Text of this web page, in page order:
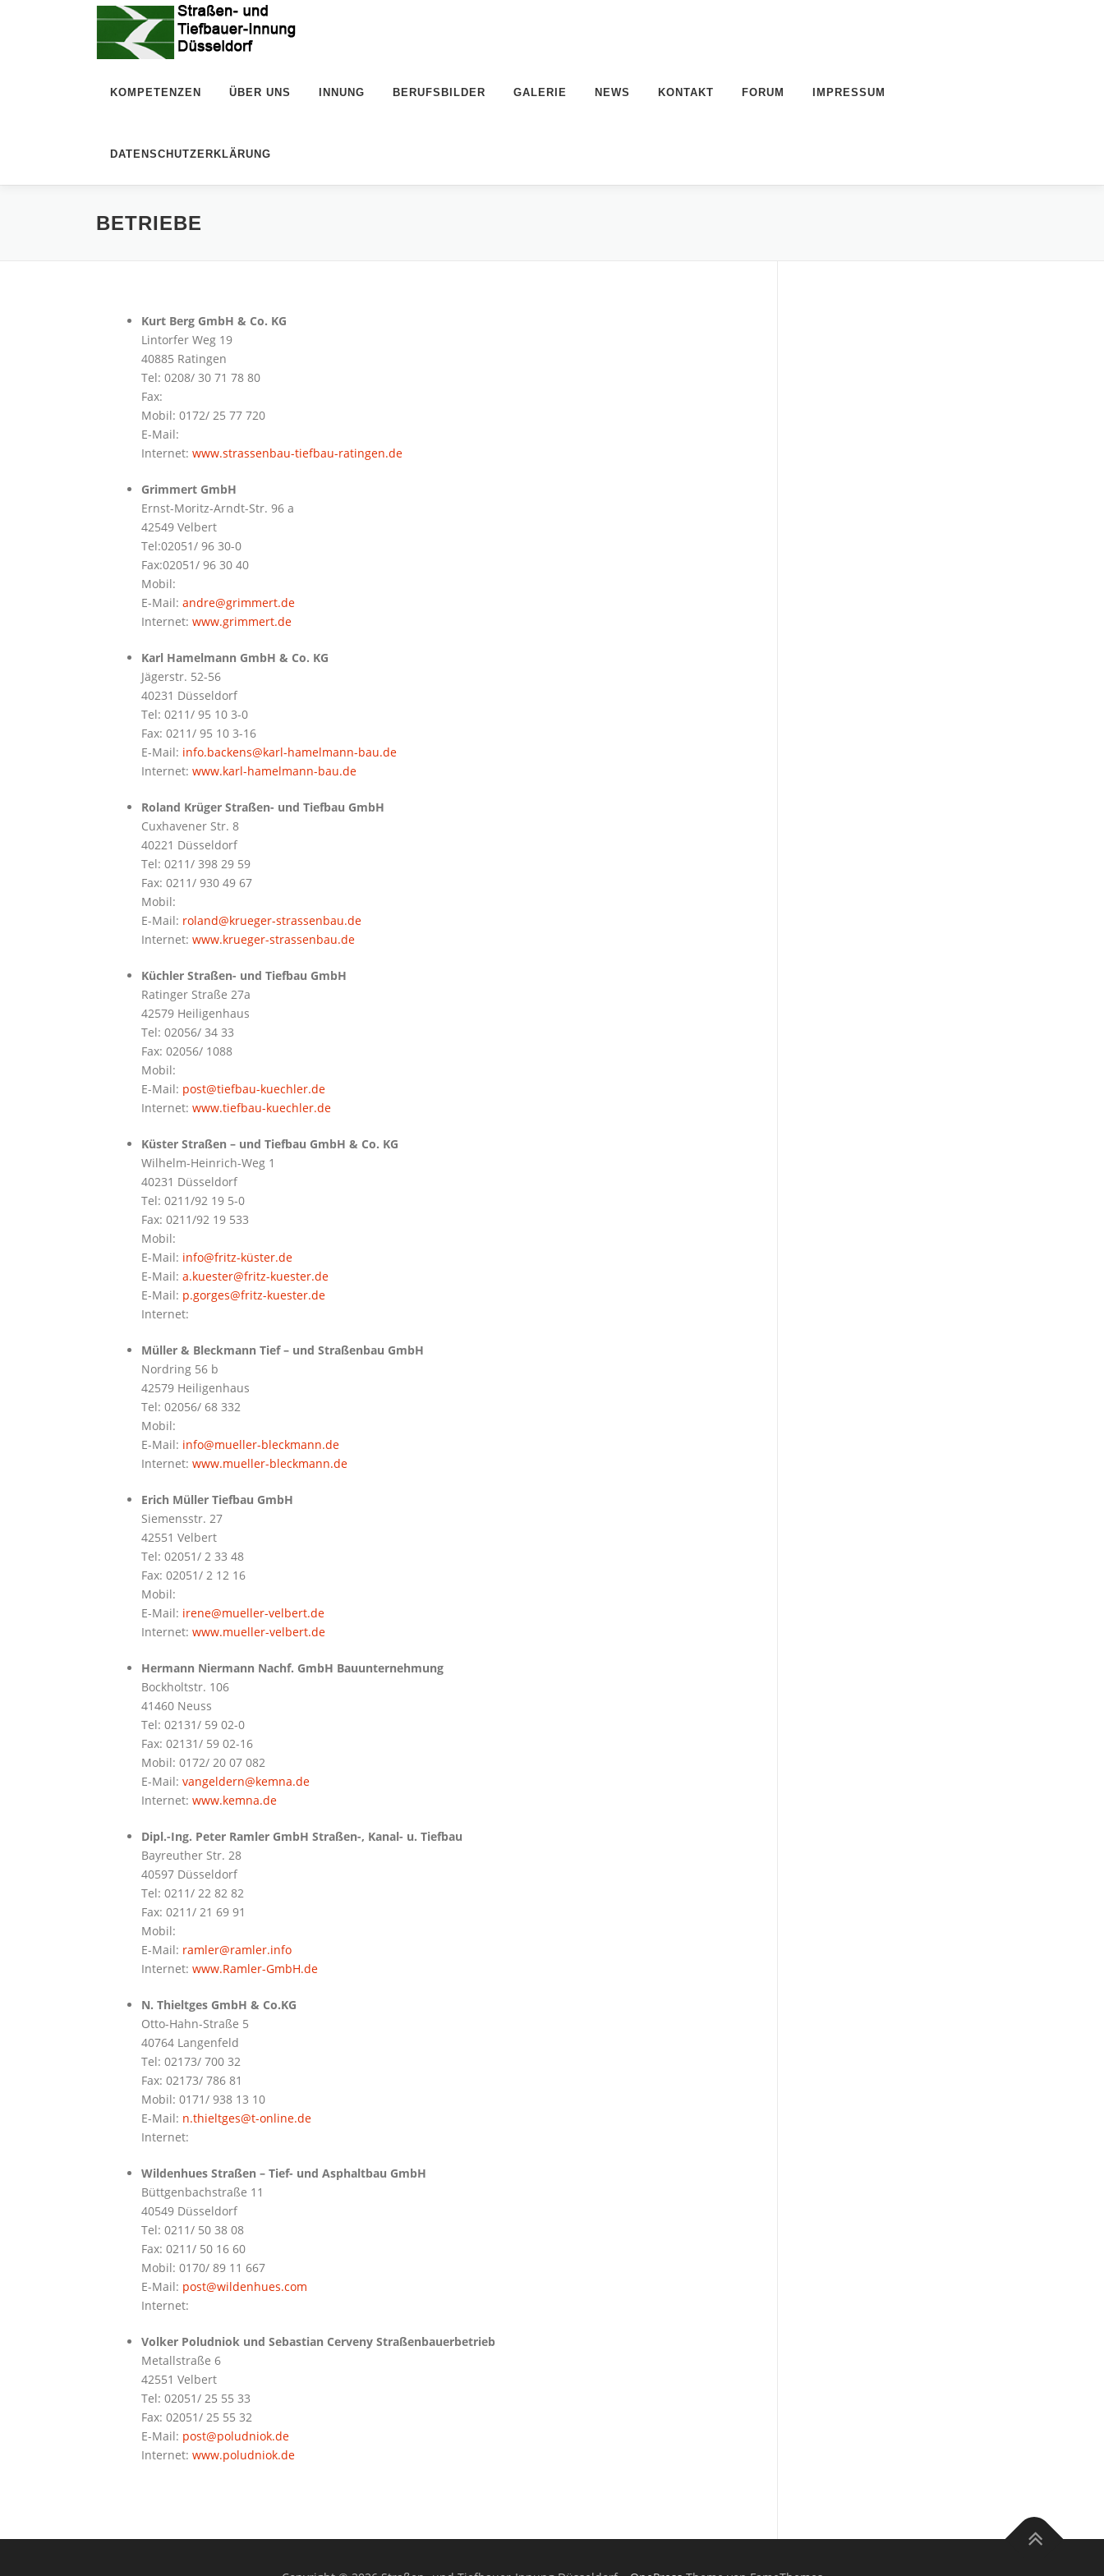
KOMPETENZEN ÜBER UNS INNUNG BERUFSBILDER GALERIE NEWS KONTAKT FORUM IMPRESSUM
DATENSCHUTZERKLÄRUNG
BETRIEBE
Kurt Berg GmbH & Co. KG
Lintorfer Weg 19
40885 Ratingen
Tel: 0208/ 30 71 78 80
Fax:
Mobil: 0172/ 25 77 720
E-Mail:
Internet: www.strassenbau-tiefbau-ratingen.de
Grimmert GmbH
Ernst-Moritz-Arndt-Str. 96 a
42549 Velbert
Tel:02051/ 96 30-0
Fax:02051/ 96 30 40
Mobil:
E-Mail: andre@grimmert.de
Internet: www.grimmert.de
Karl Hamelmann GmbH & Co. KG
Jägerstr. 52-56
40231 Düsseldorf
Tel: 0211/ 95 10 3-0
Fax: 0211/ 95 10 3-16
E-Mail: info.backens@karl-hamelmann-bau.de
Internet: www.karl-hamelmann-bau.de
Roland Krüger Straßen- und Tiefbau GmbH
Cuxhavener Str. 8
40221 Düsseldorf
Tel: 0211/ 398 29 59
Fax: 0211/ 930 49 67
Mobil:
E-Mail: roland@krueger-strassenbau.de
Internet: www.krueger-strassenbau.de
Küchler Straßen- und Tiefbau GmbH
Ratinger Straße 27a
42579 Heiligenhaus
Tel: 02056/ 34 33
Fax: 02056/ 1088
Mobil:
E-Mail: post@tiefbau-kuechler.de
Internet: www.tiefbau-kuechler.de
Küster Straßen – und Tiefbau GmbH & Co. KG
Wilhelm-Heinrich-Weg 1
40231 Düsseldorf
Tel: 0211/92 19 5-0
Fax: 0211/92 19 533
Mobil:
E-Mail: info@fritz-küster.de
E-Mail: a.kuester@fritz-kuester.de
E-Mail: p.gorges@fritz-kuester.de
Internet:
Müller & Bleckmann Tief – und Straßenbau GmbH
Nordring 56 b
42579 Heiligenhaus
Tel: 02056/ 68 332
Mobil:
E-Mail: info@mueller-bleckmann.de
Internet: www.mueller-bleckmann.de
Erich Müller Tiefbau GmbH
Siemensstr. 27
42551 Velbert
Tel: 02051/ 2 33 48
Fax: 02051/ 2 12 16
Mobil:
E-Mail: irene@mueller-velbert.de
Internet: www.mueller-velbert.de
Hermann Niermann Nachf. GmbH Bauunternehmung
Bockholtstr. 106
41460 Neuss
Tel: 02131/ 59 02-0
Fax: 02131/ 59 02-16
Mobil: 0172/ 20 07 082
E-Mail: vangeldern@kemna.de
Internet: www.kemna.de
Dipl.-Ing. Peter Ramler GmbH Straßen-, Kanal- u. Tiefbau
Bayreuther Str. 28
40597 Düsseldorf
Tel: 0211/ 22 82 82
Fax: 0211/ 21 69 91
Mobil:
E-Mail: ramler@ramler.info
Internet: www.Ramler-GmbH.de
N. Thieltges GmbH & Co.KG
Otto-Hahn-Straße 5
40764 Langenfeld
Tel: 02173/ 700 32
Fax: 02173/ 786 81
Mobil: 0171/ 938 13 10
E-Mail: n.thieltges@t-online.de
Internet:
Wildenhues Straßen – Tief- und Asphaltbau GmbH
Büttgenbachstraße 11
40549 Düsseldorf
Tel: 0211/ 50 38 08
Fax: 0211/ 50 16 60
Mobil: 0170/ 89 11 667
E-Mail: post@wildenhues.com
Internet:
Volker Poludniok und Sebastian Cerveny Straßenbauerbetrieb
Metallstraße 6
42551 Velbert
Tel: 02051/ 25 55 33
Fax: 02051/ 25 55 32
E-Mail: post@poludniok.de
Internet: www.poludniok.de